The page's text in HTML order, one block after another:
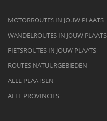
MOTORROUTES IN JOUW PLAATS
WANDELROUTES IN JOUW PLAATS
FIETSROUTES IN JOUW PLAATS
ROUTES NATUURGEBIEDEN
ALLE PLAATSEN
ALLE PROVINCIES